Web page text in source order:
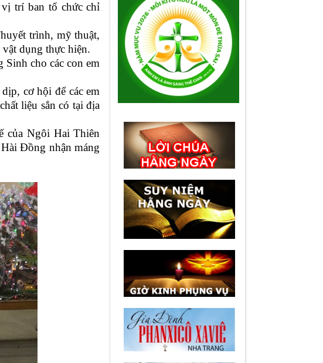
trí ban tổ chức chỉ
trình, mỹ thuật,
dụng thực hiện.
cho các con em
cơ hội để các em
liệu sẳn có tại địa
của Ngôi Hai Thiên
Đồng nhận máng